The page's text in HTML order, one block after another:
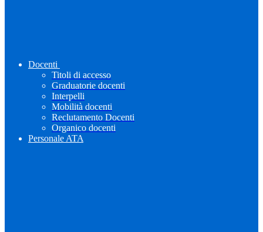
Docenti
Titoli di accesso
Graduatorie docenti
Interpelli
Mobilità docenti
Reclutamento Docenti
Organico docenti
Personale ATA